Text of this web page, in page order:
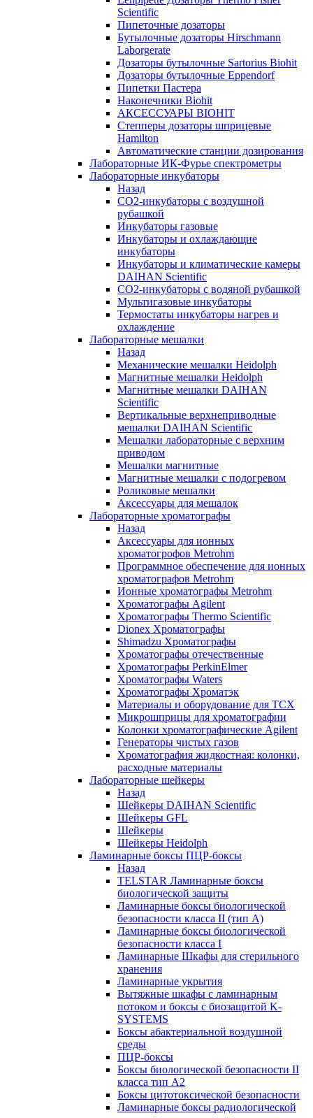
Scientific
Пипеточные дозаторы
Бутылочные дозаторы Hirschmann
Laborgerate
Дозаторы бутылочные Sartorius Biohit
Дозаторы бутылочные Eppendorf
Пипетки Пастера
Наконечники Biohit
АКСЕССУАРЫ BIOHIT
Степперы дозаторы шприцевые
Hamilton
Автоматические станции дозирования
Лабораторные ИК-Фурье спектрометры
Лабораторные инкубаторы
Назад
СО2-инкубаторы с воздушной
рубашкой
Инкубаторы газовые
Инкубаторы и охлаждающие
инкубаторы
Инкубаторы и климатические камеры
DAIHAN Scientific
CO2-инкубаторы с водяной рубашкой
Мультигазовые инкубаторы
Термостаты инкубаторы нагрев и
охлаждение
Лабораторные мешалки
Назад
Механические мешалки Heidolph
Магнитные мешалки Heidolph
Магнитные мешалки DAIHAN
Scientific
Вертикальные верхнеприводные
мешалки DAIHAN Scientific
Мешалки лабораторные с верхним
приводом
Мешалки магнитные
Магнитные мешалки с подогревом
Роликовые мешалки
Аксессуары для мешалок
Лабораторные хроматографы
Назад
Аксессуары для ионных
хроматогрофов Metrohm
Программное обеспечение для ионных
хроматографов Metrohm
Ионные хроматографы Metrohm
Хроматографы Agilent
Хроматографы Thermo Scientific
Dionex Хроматографы
Shimadzu Хроматографы
Хроматографы отечественные
Хроматографы PerkinElmer
Хроматографы Waters
Хроматографы Хроматэк
Материалы и оборудование для ТСХ
Микрошприцы для хроматографии
Колонки хроматографические Agilent
Генераторы чистых газов
Хроматография жидкостная: колонки,
расходные материалы
Лабораторные шейкеры
Назад
Шейкеры DAIHAN Scientific
Шейкеры GFL
Шейкеры
Шейкеры Heidolph
Ламинарные боксы ПЦР-боксы
Назад
TELSTAR Ламинарные боксы
биологической защиты
Ламинарные боксы биологической
безопасности класса II (тип А)
Ламинарные боксы биологической
безопасности класса I
Ламинарные Шкафы для стерильного
хранения
Ламинарные укрытия
Вытяжные шкафы с ламинарным
потоком и боксы с биозащитой K-
SYSTEMS
Боксы абактериальной воздушной
среды
ПЦР-боксы
Боксы биологической безопасности II
класса тип A2
Боксы цитотоксической безопасности
Ламинарные боксы радиологической